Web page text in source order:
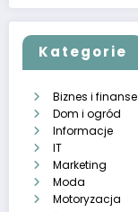
Kategorie
Biznes i finanse
Dom i ogród
Informacje
IT
Marketing
Moda
Motoryzacja